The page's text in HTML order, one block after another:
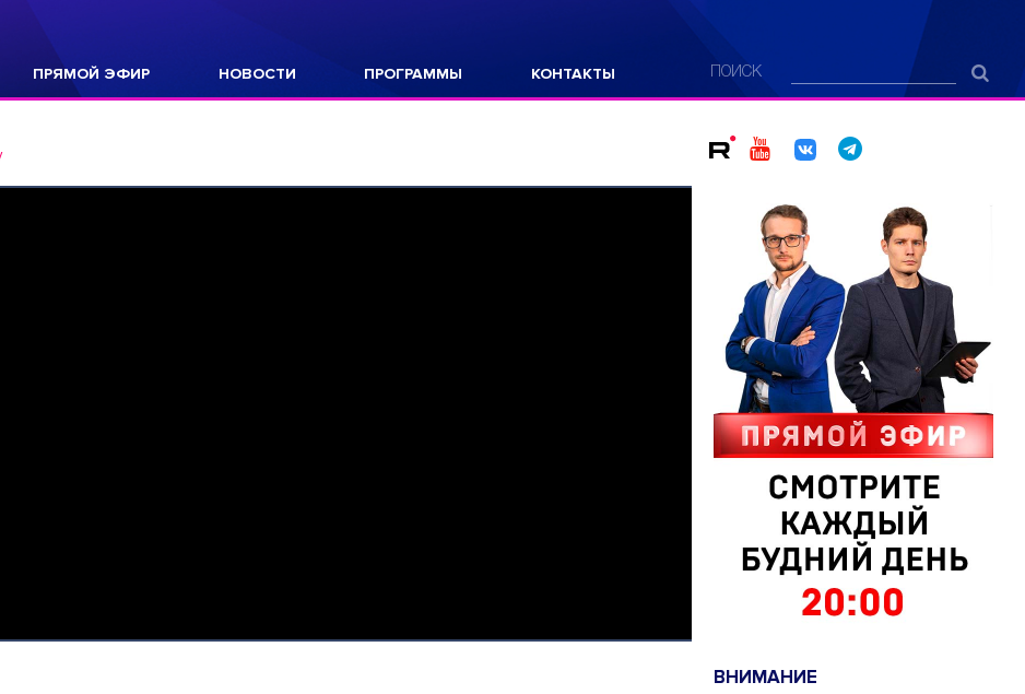
ПРЯМОЙ ЭФИР НОВОСТИ ПРОГРАММЫ КОНТАКТЫ ПОИСК
ВНИМАНИЕ